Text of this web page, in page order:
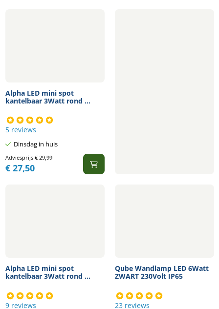
Alpha LED mini spot
kantelbaar 3Watt rond ...
5 reviews
Dinsdag in huis
Adviesprijs €29,99
€27,50
Alpha LED mini spot
kantelbaar 3Watt rond ...
9 reviews
Qube Wandlamp LED 6Watt
ZWART 230Volt IP65
23 reviews